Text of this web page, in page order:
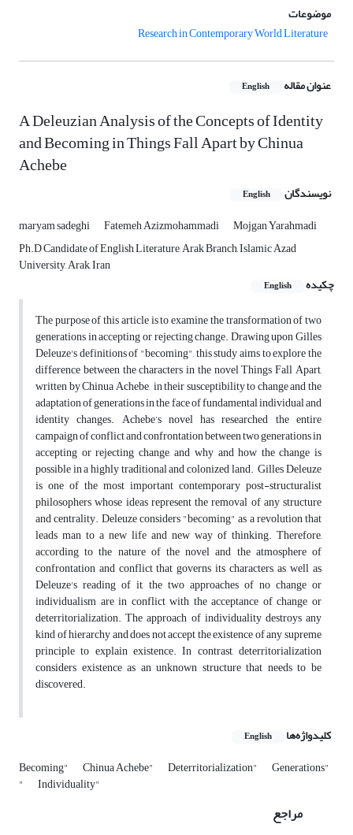
موضوعات
Research in Contemporary World Literature
عنوان مقاله English
A Deleuzian Analysis of the Concepts of Identity
and Becoming in Things Fall Apart by Chinua
Achebe
نویسندگان English
maryam sadeghi Fatemeh Azizmohammadi
Mojgan Yarahmadi
Ph.D Candidate of English Literature, Arak Branch, Islamic Azad
University, Arak, Iran
چکیده
English
The purpose of this article is to examine the transformation of two
generations in accepting or rejecting change. Drawing upon Gilles
Deleuze's definitions of "becoming", this study aims to explore the
difference between the characters in the novel Things Fall Apart,
written by Chinua Achebe, in their susceptibility to change and the
adaptation of generations in the face of fundamental individual and
identity changes. Achebe’s novel has researched the entire
campaign of conflict and confrontation between two generations in
accepting or rejecting change, and why and how the change is
possible in a highly traditional and colonized land. Gilles Deleuze
is one of the most important contemporary post-structuralist
philosophers whose ideas represent the removal of any structure
and centrality. Deleuze considers "becoming" as a revolution that
leads man to a new life and new way of thinking. Therefore,
according to the nature of the novel and the atmosphere of
confrontation and conflict that governs its characters, as well as
Deleuze's reading of it, the two approaches of no change or
individualism are in conflict with the acceptance of change or
deterritorialization. The approach of individuality destroys any
kind of hierarchy and does not accept the existence of any supreme
principle to explain existence. In contrast, deterritorialization
considers existence as an unknown structure that needs to be
discovered.
کلیدواژه‌ها English
Becoming" Chinua Achebe" Deterritorialization" Generations"
" Individuality"
مراجع